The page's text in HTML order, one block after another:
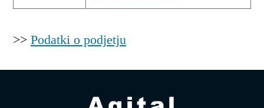
>> Podatki o podjetju